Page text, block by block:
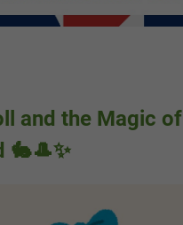
and the Magic of
🐇🎩✨